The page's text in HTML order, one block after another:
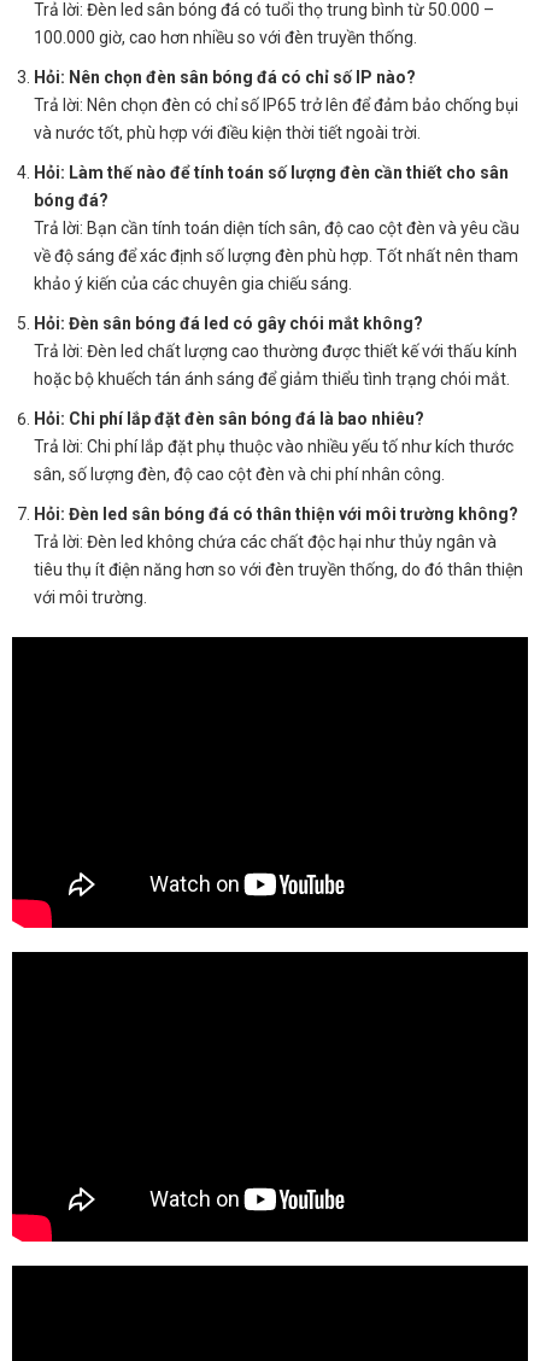
Trả lời: Đèn led sân bóng đá có tuổi thọ trung bình từ 50.000 –
100.000 giờ, cao hơn nhiều so với đèn truyền thống.
Hỏi: Nên chọn đèn sân bóng đá có chỉ số IP nào?
Trả lời: Nên chọn đèn có chỉ số IP65 trở lên để đảm bảo chống bụi
và nước tốt, phù hợp với điều kiện thời tiết ngoài trời.
Hỏi: Làm thế nào để tính toán số lượng đèn cần thiết cho sân
bóng đá?
Trả lời: Bạn cần tính toán diện tích sân, độ cao cột đèn và yêu cầu
về độ sáng để xác định số lượng đèn phù hợp. Tốt nhất nên tham
khảo ý kiến của các chuyên gia chiếu sáng.
Hỏi: Đèn sân bóng đá led có gây chói mắt không?
Trả lời: Đèn led chất lượng cao thường được thiết kế với thấu kính
hoặc bộ khuếch tán ánh sáng để giảm thiểu tình trạng chói mắt.
Hỏi: Chi phí lắp đặt đèn sân bóng đá là bao nhiêu?
Trả lời: Chi phí lắp đặt phụ thuộc vào nhiều yếu tố như kích thước
sân, số lượng đèn, độ cao cột đèn và chi phí nhân công.
Hỏi: Đèn led sân bóng đá có thân thiện với môi trường không?
Trả lời: Đèn led không chứa các chất độc hại như thủy ngân và
tiêu thụ ít điện năng hơn so với đèn truyền thống, do đó thân thiện
với môi trường.